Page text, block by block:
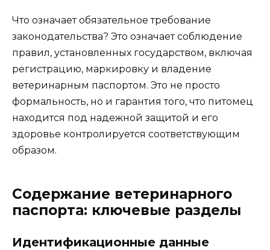
Что означает обязательное требование
законодательства? Это означает соблюдение
правил, установленных государством, включая
регистрацию, маркировку и владение
ветеринарным паспортом. Это не просто
формальность, но и гарантия того, что питомец
находится под надежной защитой и его
здоровье контролируется соответствующим
образом.
Содержание ветеринарного
паспорта: ключевые разделы
Идентификационные данные